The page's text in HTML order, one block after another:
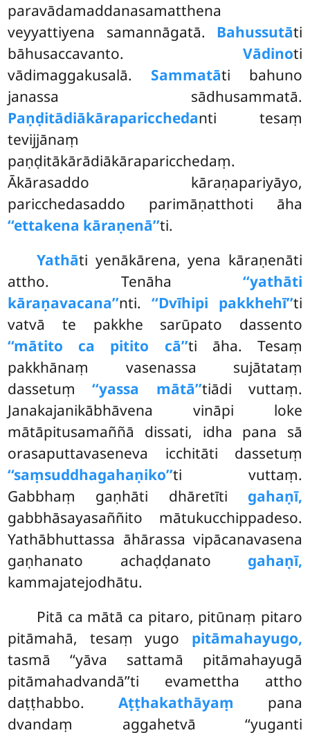
paravādamaddanasamatthena
veyyattiyena samannāgatā. Bahussutāti
bāhusaccavanto. Vādinoti
vādimaggakusalā. Sammatāti bahuno
janassa sādhusammatā.
Paṇḍitādiākāraparicchedanti tesaṃ
tevijjānaṃ
paṇḍitākārādiākāraparicchedaṃ.
Ākārasaddo kāraṇapariyāyo,
paricchedasaddo parimāṇatthoti āha
‘‘ettakena kāraṇenā’’ti.
Yathāti yenākārena, yena kāraṇenāti
attho. Tenāha ‘‘yathāti
kāraṇavacana’’nti. ‘‘Dvīhipi pakkhehī’’ti
vatvā te pakkhe sarūpato dassento
‘‘mātito ca pitito cā’’ti āha. Tesaṃ
pakkhānaṃ vasenassa sujātataṃ
dassetuṃ‘‘yassa mātā’’tiādi vuttaṃ.
Janakajanikābhāvena vināpi loke
mātāpitusamaññā dissati, idha pana sā
orasaputtavaseneva icchitāti dassetuṃ
‘‘saṃsuddhagahaṇiko’’ti vuttaṃ.
Gabbhaṃ gaṇhāti dhāretīti gahaṇī,
gabbhāsayasaññito mātukucchippadeso.
Yathābhuttassa āhārassa vipācanavasena
gaṇhanato achaḍḍanato gahaṇī,
kammajatejodhātu.
Pitā ca mātā ca pitaro, pitūnaṃ pitaro
pitāmahā, tesaṃ yugo pitāmahayugo,
tasmā ‘‘yāva sattamā pitāmahayugā
pitāmahadvandā’’ti evamettha attho
daṭṭhabbo. Aṭṭhakathāyaṃ pana
dvandaṃ aggahetvā ‘‘yuganti